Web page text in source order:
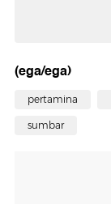
(ega/ega)
pertamina
sumbar